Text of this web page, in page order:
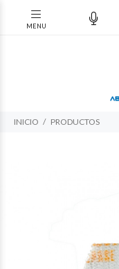
INICIO PRODUCTOS